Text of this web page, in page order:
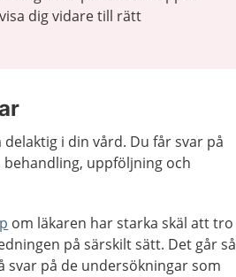
dig vidare till rätt
i din vård. Du får svar på
uppföljning och
om läkaren har starka skäl att tro
på särskilt sätt. Det går så
på de undersökningar som